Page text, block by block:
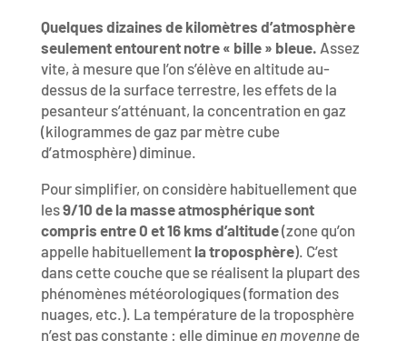
Quelques dizaines de kilomètres d’atmosphère
seulement entourent notre « bille » bleue. Assez
vite, à mesure que l’on s’élève en altitude au-
dessus de la surface terrestre, les effets de la
pesanteur s’atténuant, la concentration en gaz
(kilogrammes de gaz par mètre cube
d’atmosphère) diminue.
Pour simplifier, on considère habituellement que
les9/10 de la masse atmosphérique sont
compris entre 0 et 16 kms d’altitude(zone qu’on
appelle habituellement la troposphère). C’est
dans cette couche que se réalisent la plupart des
phénomènes météorologiques (formation des
nuages, etc.). La température de la troposphère
n’est pas constante : elle diminue en moyennede